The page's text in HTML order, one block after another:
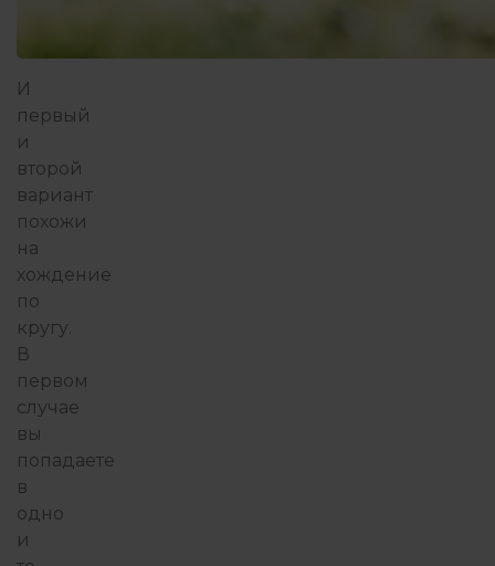
И
первый
и
второй
вариант
похожи
на
хождение
по
кругу.
В
первом
случае
вы
попадаете
в
одно
и